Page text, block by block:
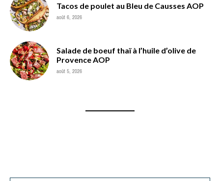
Tacos de poulet au Bleu de Causses AOP
août 6, 2026
Salade de boeuf thaï à l’huile d’olive de
Provence AOP
août 5, 2026